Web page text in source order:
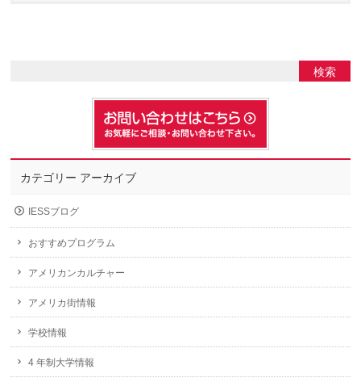
カテゴリー アーカイブ
IESSブログ
おすすめプログラム
アメリカンカルチャー
アメリカ街情報
学校情報
4 年制大学情報